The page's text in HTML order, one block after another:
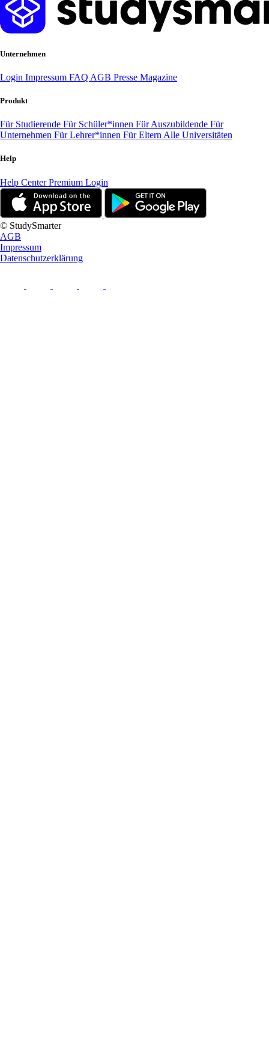
Unternehmen
Login Impressum FAQ AGB Presse Magazine
Produkt
Für Studierende Für Schüler*innen Für Auszubildende Für
Unternehmen Für Lehrer*innen Für Eltern Alle Universitäten
Help
Help CenterPremium Login
© StudySmarter
AGB
Impressum
Datenschutzerklärung